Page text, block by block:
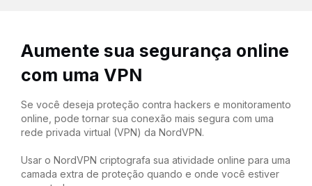
Aumente sua segurança online
com uma VPN
Se você deseja proteção contra hackers e monitoramento
online, pode tornar sua conexão mais segura com uma
rede privada virtual (VPN) da NordVPN.
Usar o NordVPN criptografa sua atividade online para uma
camada extra de proteção quando e onde você estiver